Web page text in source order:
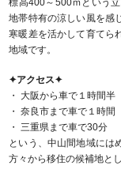
地帯特有の涼しい風を感
寒暖差を活かして育てら
地域です。
✦アクセス✦
・ 大阪から車で１時間半
・ 奈良市まで車で１時間
・ 三重県まで車で30分
という、中山間地域には
方々から移住の候補地と